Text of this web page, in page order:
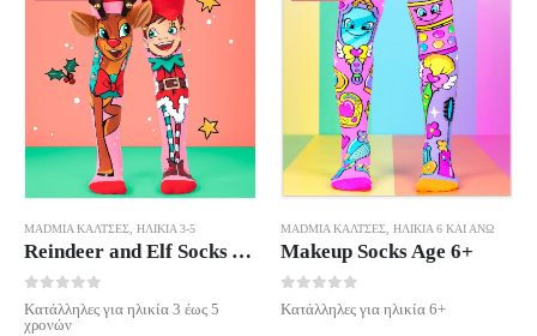
MADMIA ΚΆΛΤΣΕΣ ΗΛΙΚΊΑ 3-5
Reindeer and Elf Socks Age 3-5
0 out of 5
Κατάλληλες για ηλικία 3 έως 5
χρονών
MADMIA ΚΆΛΤΣΕΣ ΗΛΙΚΊΑ 6 ΚΑΙ ΆΝΩ
Makeup Socks Age 6+
0 out of 5
Κατάλληλες για ηλικία 6+